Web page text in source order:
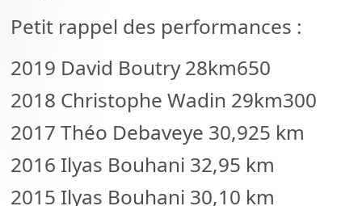
Petit rappel des performances :
2019 David Boutry 28km650
2018 Christophe Wadin 29km300
2017 Théo Debaveye 30,925 km
2016 Ilyas Bouhani 32,95 km
2015 Ilyas Bouhani 30,10 km